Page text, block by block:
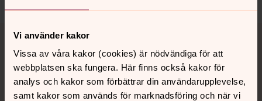
Vi använder kakor
Vissa av våra kakor (cookies) är nödvändiga för att
webbplatsen ska fungera. Här finns också kakor för
analys och kakor som förbättrar din användarupplevelse,
samt kakor som används för marknadsföring och när vi
Kontakt